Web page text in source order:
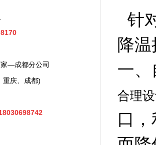
针
降
一
合理
口
—成都分公司
重庆、成都)